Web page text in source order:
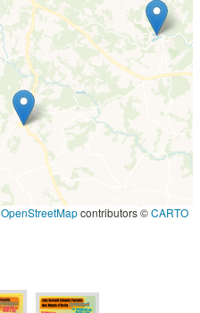
OpenStreetMapcontributors ©CARTO